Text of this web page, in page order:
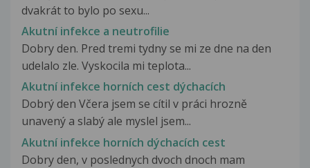
dvakrát to bylo po sexu...
Akutní infekce a neutrofilie
Dobry den. Pred tremi tydny se mi ze dne na den
udelalo zle. Vyskocila mi teplota...
Akutní infekce horních cest dýchacích
Dobrý den Včera jsem se cítil v práci hrozně
unavený a slabý ale myslel jsem...
Akutní infekce horních dýchacích cest
Dobry den, v poslednych dvoch dnoch mam